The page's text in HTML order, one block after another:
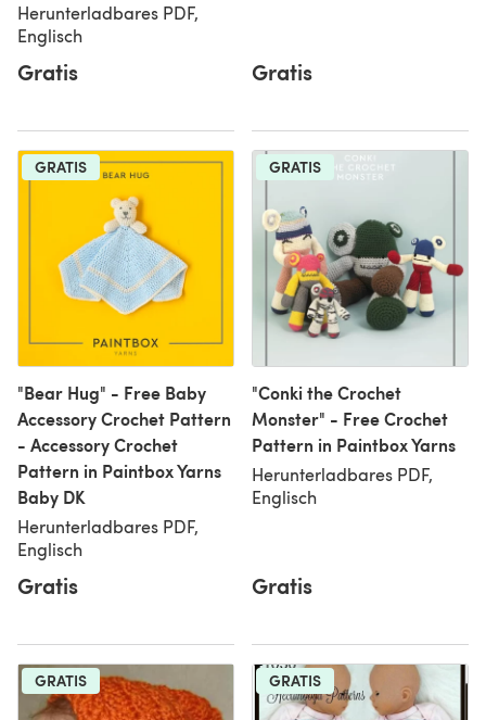
Herunterladbares PDF,
Englisch
Gratis Gratis
GRATIS
"Bear Hug" - Free Baby
Accessory Crochet Pattern
- Accessory Crochet
Pattern in Paintbox Yarns
Baby DK
Herunterladbares PDF,
Englisch
Gratis
GRATIS
"Conki the Crochet
Monster" - Free Crochet
Pattern in Paintbox Yarns
Herunterladbares PDF,
Englisch
Gratis
GRATIS GRATIS